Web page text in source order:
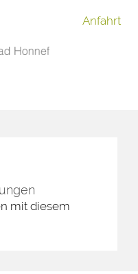
Anfahrt
mit diesem